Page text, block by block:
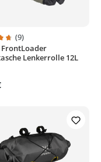
5 SternenBewertung
(9)
FrontLoader
Lenkerrolle 12L